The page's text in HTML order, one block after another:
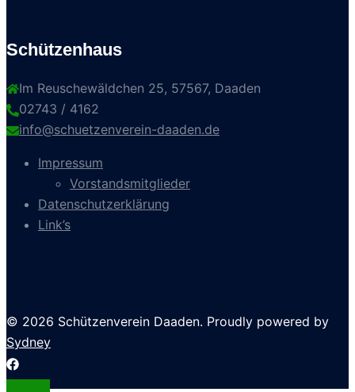
Schützenhaus
Im Reuschewäldchen 25, 57567, Daaden
02743 / 4162
info@schuetzenverein-daaden.de
Impressum
Vorstandsmitglieder
Datenschutzerklärung
Link’s
© 2026 Schützenverein Daaden. Proudly powered by
Sydney